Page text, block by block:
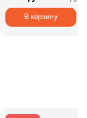
В корзину